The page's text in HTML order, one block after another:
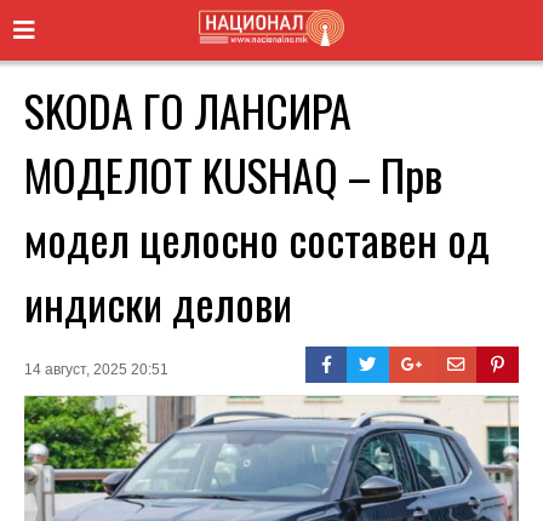
SKODA ГО ЛАНСИРА
МОДЕЛОТ KUSHAQ – Прв
модел целосно составен од
индиски делови
14 август, 2025 20:51